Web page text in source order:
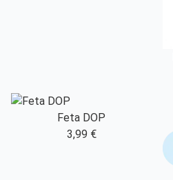
Feta DOP
3,99 €